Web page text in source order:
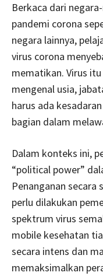
Berkaca dari
pandemi corona
negara lainnya,
virus corona
mematikan. Virus
mengenal usia,
harus ada
bagian dalam
Dalam konteks ini,
“political power”
Penanganan
perlu dilakukan
spektrum virus
mobile kesehatan
secara intens dan
memaksimalkan